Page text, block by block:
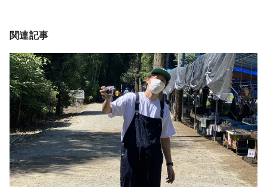
関連記事